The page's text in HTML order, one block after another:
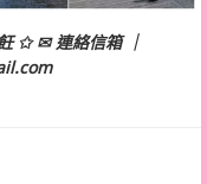
✩ ✉ 連絡信箱 ｜